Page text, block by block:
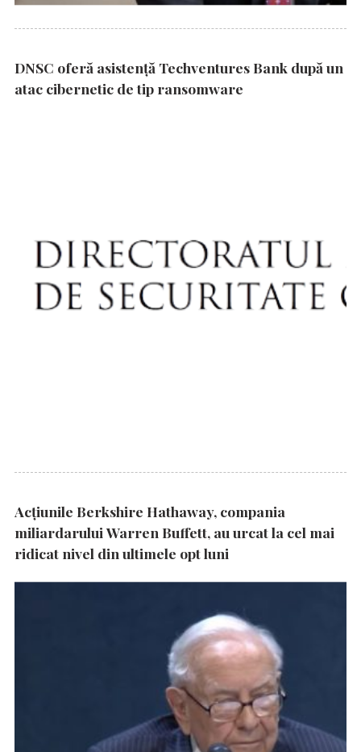
DNSC oferă asistență Techventures Bank după un
atac cibernetic de tip ransomware
Acțiunile Berkshire Hathaway, compania
miliardarului Warren Buffett, au urcat la cel mai
ridicat nivel din ultimele opt luni